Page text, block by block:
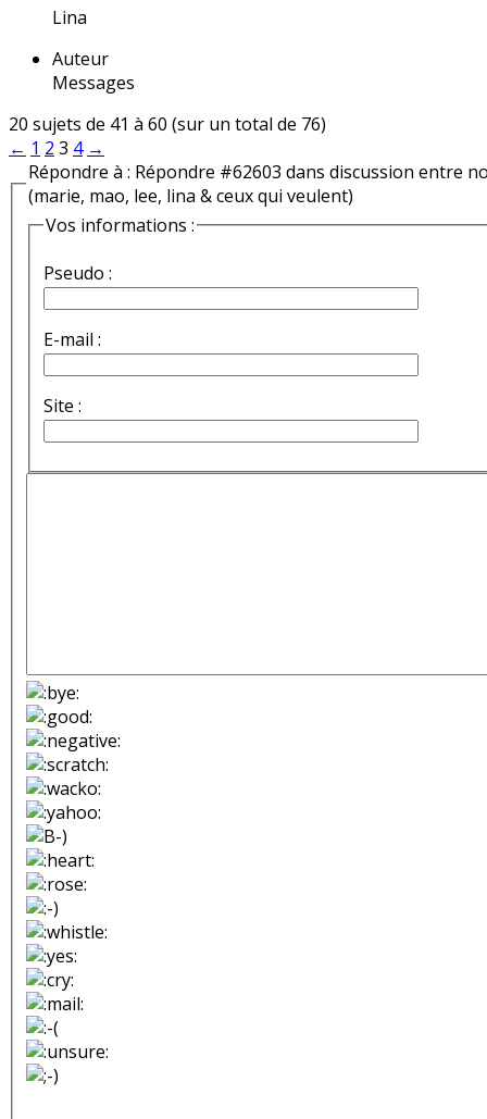
Lina
Auteur
Messages
20 sujets de 41 à 60 (sur un total de 76)
← 1 2 3 4 →
Répondre à : Répondre #62603 dans discussion entre
(marie, mao, lee, lina & ceux qui veulent)
Vos informations :
Pseudo :
E-mail :
Site :